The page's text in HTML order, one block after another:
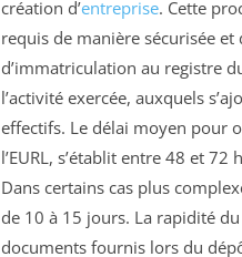
création d’entreprise. Cette
requis de manière sécurisée
d’immatriculation au registre
l’activité exercée, auxquels
effectifs. Le délai moyen pour
l’EURL, s’établit entre 48 et
Dans certains cas plus
de 10 à 15 jours. La rapidité
documents fournis lors du